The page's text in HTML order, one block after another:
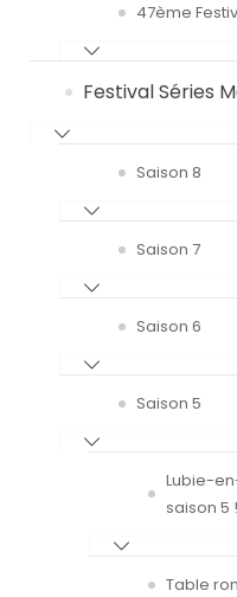
47ème
Festival Séries
Saison 8
Saison 7
Saison 6
Saison 5
Lubie-
saison 5 !
Table